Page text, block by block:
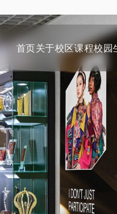
首页关于校区课程校园